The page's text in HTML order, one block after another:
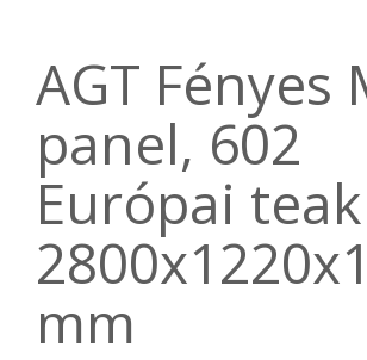
AGT Fényes
panel, 602
Európai teak
mm